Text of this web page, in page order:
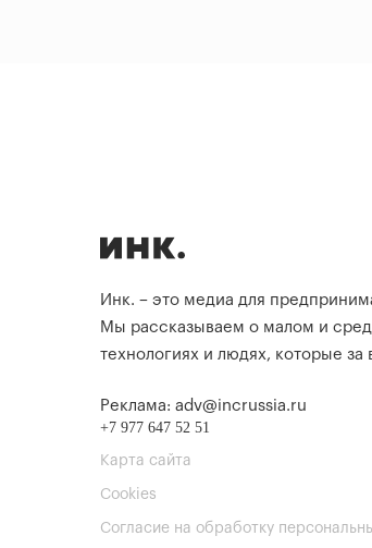
Инк. – это медиа для
Мы рассказываем о малом и
технологиях и людях, которые за
Реклама: adv@incrussia.ru
+7 977 647 52 51
Карта сайта
Cookies
Согласие на обработку